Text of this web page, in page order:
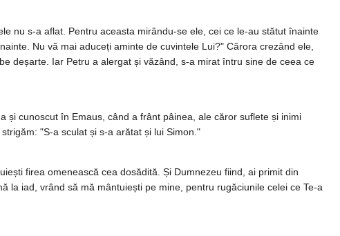
nu s-a aflat. Pentru aceasta mirându-se ele, cei ce le-au stătut înainte
Nu vă mai aduceți aminte de cuvintele Lui?" Cărora crezând ele,
deșarte. Iar Petru a alergat și văzând, s-a mirat întru sine de ceea ce
și cunoscut în Emaus, când a frânt pâinea, ale căror suflete și inimi
"S-a sculat și s-a arătat și lui Simon."
firea omenească cea dosădită. Și Dumnezeu fiind, ai primit din
la iad, vrând să mă mântuiești pe mine, pentru rugăciunile celei ce Te-a